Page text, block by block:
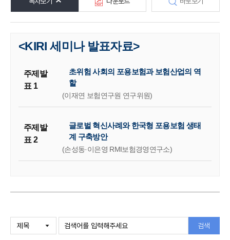
<KIRI 세미나 발표자료>
주제발
표 1
초위험 사회의 포용보험과 보험산업의 역
할
(이재연 보험연구원 연구위원)
주제발
표 2
글로벌 혁신사례와 한국형 포용보험 생태
계 구축방안
(손성동·이은영 RMI보험경영연구소)
검색